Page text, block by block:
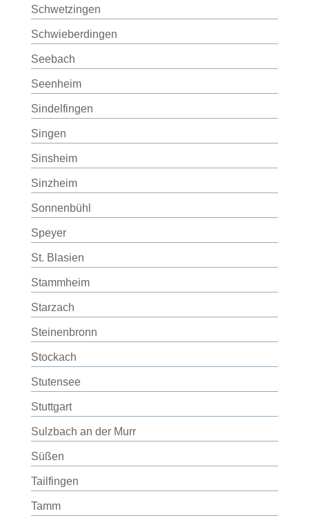
Schwetzingen
Schwieberdingen
Seebach
Seenheim
Sindelfingen
Singen
Sinsheim
Sinzheim
Sonnenbühl
Speyer
St. Blasien
Stammheim
Starzach
Steinenbronn
Stockach
Stutensee
Stuttgart
Sulzbach an der Murr
Süßen
Tailfingen
Tamm